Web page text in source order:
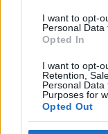
I want to opt-
Personal Data
Opted In
I want to opt-
Retention,
Personal
Purposes for
Opted Out
Amikor az első
mi lenne a
amit
olyasmi, amiből
profitálhat.
nemcsak